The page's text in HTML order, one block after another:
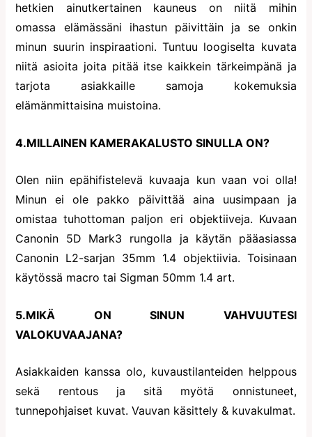
hetkien ainutkertainen kauneus on niitä mihin
omassa elämässäni ihastun päivittäin ja se onkin
minun suurin inspiraationi. Tuntuu loogiselta kuvata
niitä asioita joita pitää itse kaikkein tärkeimpänä ja
tarjota asiakkaille samoja kokemuksia
elämänmittaisina muistoina.
4.MILLAINEN KAMERAKALUSTO SINULLA ON?
Olen niin epähifistelevä kuvaaja kun vaan voi olla!
Minun ei ole pakko päivittää aina uusimpaan ja
omistaa tuhottoman paljon eri objektiiveja. Kuvaan
Canonin 5D Mark3 rungolla ja käytän pääasiassa
Canonin L2-sarjan 35mm 1.4 objektiivia. Toisinaan
käytössä macro tai Sigman 50mm 1.4 art.
5.MIKÄ ON SINUN VAHVUUTESI
VALOKUVAAJANA?
Asiakkaiden kanssa olo, kuvaustilanteiden helppous
sekä rentous ja sitä myötä onnistuneet,
tunnepohjaiset kuvat. Vauvan käsittely & kuvakulmat.